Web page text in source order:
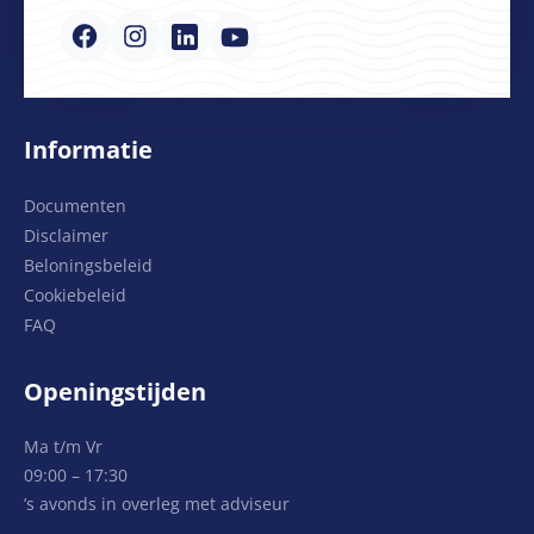
Informatie
Documenten
Disclaimer
Beloningsbeleid
Cookiebeleid
FAQ
Openingstijden
Ma t/m Vr
09:00 – 17:30
’s avonds in overleg met adviseur